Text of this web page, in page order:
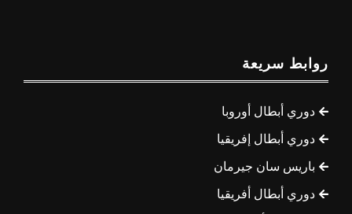
روابط سريعة
دوري أبطال أوروبا
دوري أبطال إفريقيا
باريس سان جيرمان
دوري أبطال أفريقيا